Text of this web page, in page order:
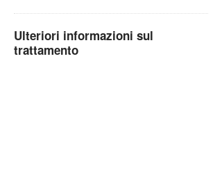
Ulteriori informazioni sul
trattamento